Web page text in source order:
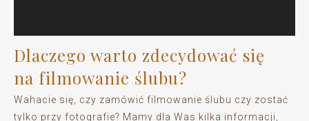
Dlaczego warto zdecydować się
na filmowanie ślubu?
Wahacie się, czy zamówić filmowanie ślubu czy zostać
tylko przy fotografie? Mamy dla Was kilka informacji,